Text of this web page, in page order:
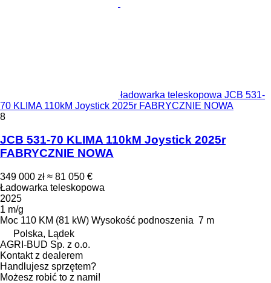
ładowarka teleskopowa JCB 531-
70 KLIMA 110kM Joystick 2025r FABRYCZNIE NOWA
8
JCB 531-70 KLIMA 110kM Joystick 2025r
FABRYCZNIE NOWA
349 000 zł ≈ 81 050 €
Ładowarka teleskopowa
2025
1 m/g
Moc 110 KM (81 kW) Wysokość podnoszenia 7 m
Polska, Lądek
AGRI-BUD Sp. z o.o.
Kontakt z dealerem
Handlujesz sprzętem?
Możesz robić to z nami!